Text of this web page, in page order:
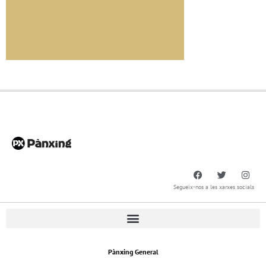
Segueix-nos a les xarxes socials
Pànxing General